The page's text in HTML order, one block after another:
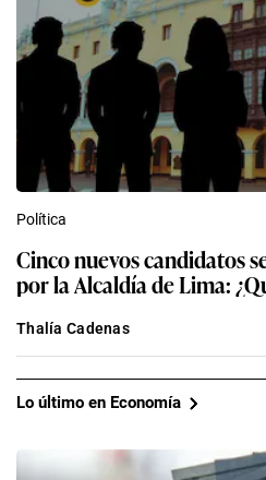
Política
Cinco nuevos candidatos
por la Alcaldía de Lima:
Thalía Cadenas
Lo último en Economía